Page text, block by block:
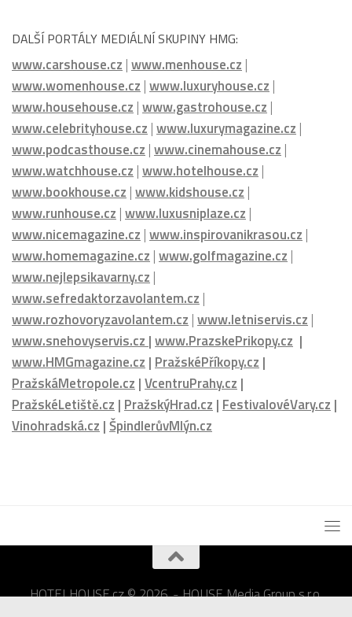
DALŠÍ PORTÁLY MEDIÁLNÍ SKUPINY HMG:
www.carshouse.cz |www.menhouse.cz |
www.womenhouse.cz |www.luxuryhouse.cz |
www.househouse.cz |www.gastrohouse.cz |
www.celebrityhouse.cz |www.luxurymagazine.cz |
www.podcasthouse.cz |www.cinemahouse.cz |
www.watchhouse.cz |www.hotelhouse.cz |
www.bookhouse.cz |www.kidshouse.cz |
www.runhouse.cz |www.luxusniplaze.cz |
www.nicemagazine.cz |www.inspirovanikrasou.cz |
www.homemagazine.cz |www.golfmagazine.cz |
www.nejlepsikavarny.cz |
www.sefredaktorzavolantem.cz |
www.rozhovoryzavolantem.cz |www.letniservis.cz |
www.snehovyservis.cz |www.PrazskePrikopy.cz |
www.HMGmagazine.cz | PražskéPříkopy.cz |
PražskáMetropole.cz |VcentruPrahy.cz |
PražskéLetiště.cz | PražskýHrad.cz | FestivalovéVary.cz |
Vinohradská.cz |ŠpindlerůvMlýn.cz
HOTELHOUSE.cz © 2026. - HOUSE Media Group s.r.o.